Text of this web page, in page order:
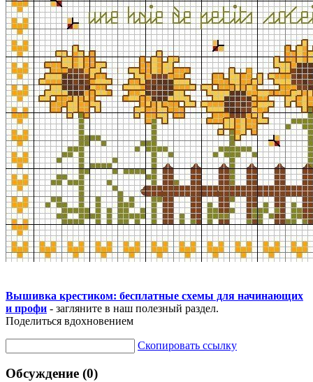
Вышивка крестиком: бесплатные схемы для начинающих
и профи - загляните в наш полезный раздел.
Поделиться вдохновением
Скопировать ссылку
Обсуждение (0)